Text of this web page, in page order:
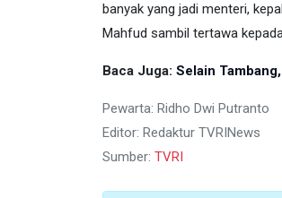
banyak yang jadi menteri,
Mahfud sambil tertawa
Baca Juga: Selain
Pewarta: Ridho Dwi Putranto
Editor: Redaktur TVRINews
Sumber: TVRI